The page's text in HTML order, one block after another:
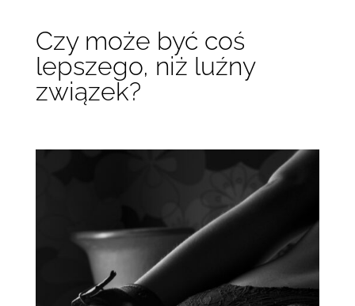
Czy może być coś
lepszego, niż luźny
związek?